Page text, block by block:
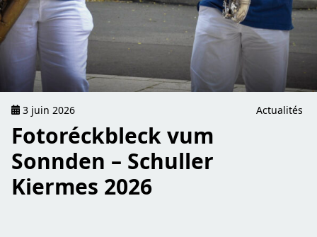
3 juin 2026 Actualités
Fotoréckbleck vum
Sonnden – Schuller
Kiermes 2026